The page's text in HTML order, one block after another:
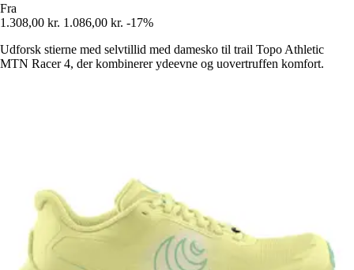
Fra
1.308,00 kr. 1.086,00 kr. -17%
Udforsk stierne med selvtillid med damesko til trail Topo Athletic
MTN Racer 4, der kombinerer ydeevne og uovertruffen komfort.